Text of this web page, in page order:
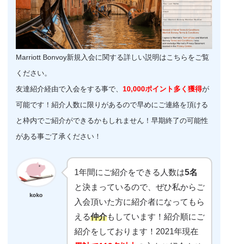
Marriott Bonvoy新規入会に関する詳しい説明はこちらをご覧
ください。
友達紹介経由で入会をする事で、 10,000ポイント多く獲得が
可能です！紹介人数に限りがあるので早めにご連絡を頂ける
と枠内でご紹介ができるかもしれません！早期終了の可能性
がある事ご了承ください！
koko
1年間にご紹介をできる人数は5名
と決まっているので、ぜひ私からご
入会頂いた方に紹介者になってもら
える仲介もしています！紹介順にご
紹介をしております！2021年現在